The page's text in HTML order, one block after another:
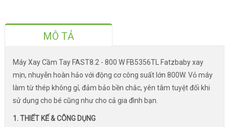
MÔ TẢ
Máy Xay Cầm Tay FAST8.2 - 800 W FB5356TL Fatzbaby xay
mịn, nhuyễn hoàn hảo với động cơ công suất lớn 800W. Vỏ máy
làm từ thép không gỉ, đảm bảo bền chắc, yên tâm tuyệt đối khi
sử dụng cho bé cũng như cho cả gia đình bạn.
1. THIẾT KẾ & CÔNG DỤNG